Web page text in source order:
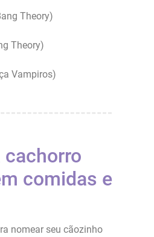
Theory)
Theory)
Vampiros)
cachorro
comidas e
nomear seu cãozinho